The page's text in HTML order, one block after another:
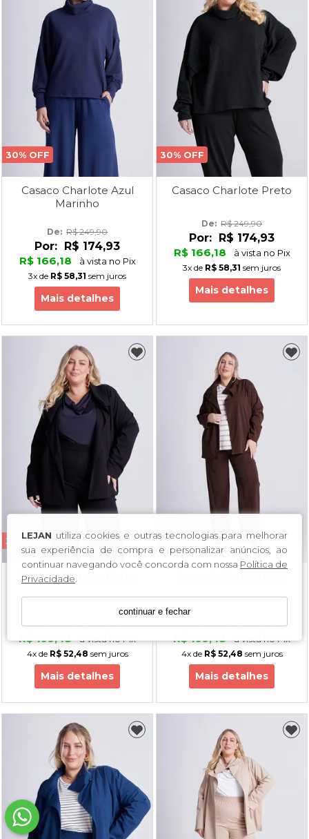
LEJAN utiliza cookies e outras tecnologias para melhorar
sua experiência de compra e personalizar anúncios, ao
continuar navegando você concorda com nossa Política de
Privacidade.
continuar e fechar
30% OFF
Casaco Charlote Azul
Marinho
De: R$ 249,90
Por:
R$ 174,93
R$ 166,18
à vista no Pix
3x de R$ 58,31 sem juros
Mais detalhes
30% OFF
Casaco Charlote Preto
De: R$ 249,90
Por:
R$ 174,93
R$ 166,18
à vista no Pix
3x de R$ 58,31 sem juros
Mais detalhes
30% OFF
Jaqueta Verona Preto
Por: R$ 209,93
R$ 199,43 à vista no Pix
4xde R$ 52,48 sem juros
Mais detalhes
30% OFF
Por: R$ 209,93
R$ 199,43 à vista no Pix
4xde R$ 52,48 sem juros
Mais detalhes